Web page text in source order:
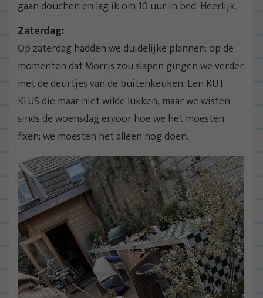
gaan douchen en lag ik om 10 uur in bed. Heerlijk.
Zaterdag:
Op zaterdag hadden we duidelijke plannen: op de
momenten dat Morris zou slapen gingen we verder
met de deurtjes van de buitenkeuken. Een KUT
KLUS die maar niet wilde lukken, maar we wisten
sinds de woensdag ervoor hoe we het moesten
fixen; we moesten het alleen nog doen.